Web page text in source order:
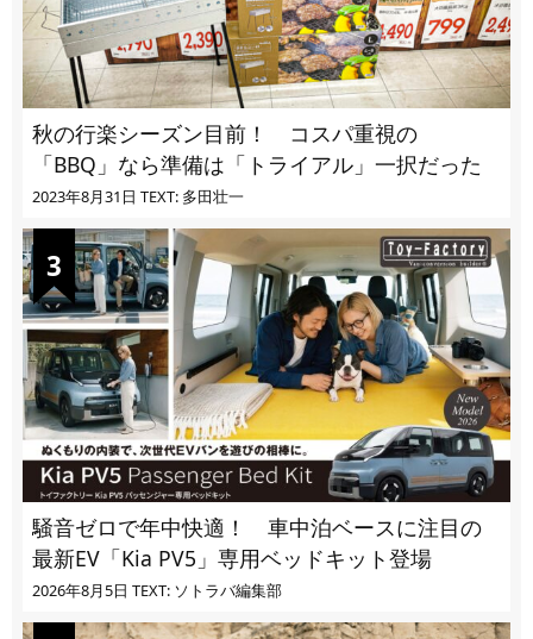
秋の行楽シーズン目前！ コスパ重視の
「BBQ」なら準備は「トライアル」一択だった
2023年8月31日 TEXT: 多田壮一
騒音ゼロで年中快適！ 車中泊ベースに注目の
最新EV「Kia PV5」専用ベッドキット登場
2026年8月5日 TEXT: ソトラバ編集部